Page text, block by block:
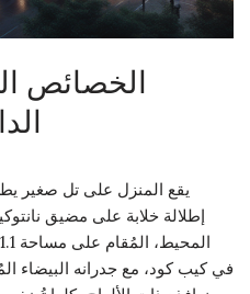
الخصائص
يقع المنزل على تل صغير
إطلالة خلابة على مضيق
في كيب كود، مع جدرانه البيضاء